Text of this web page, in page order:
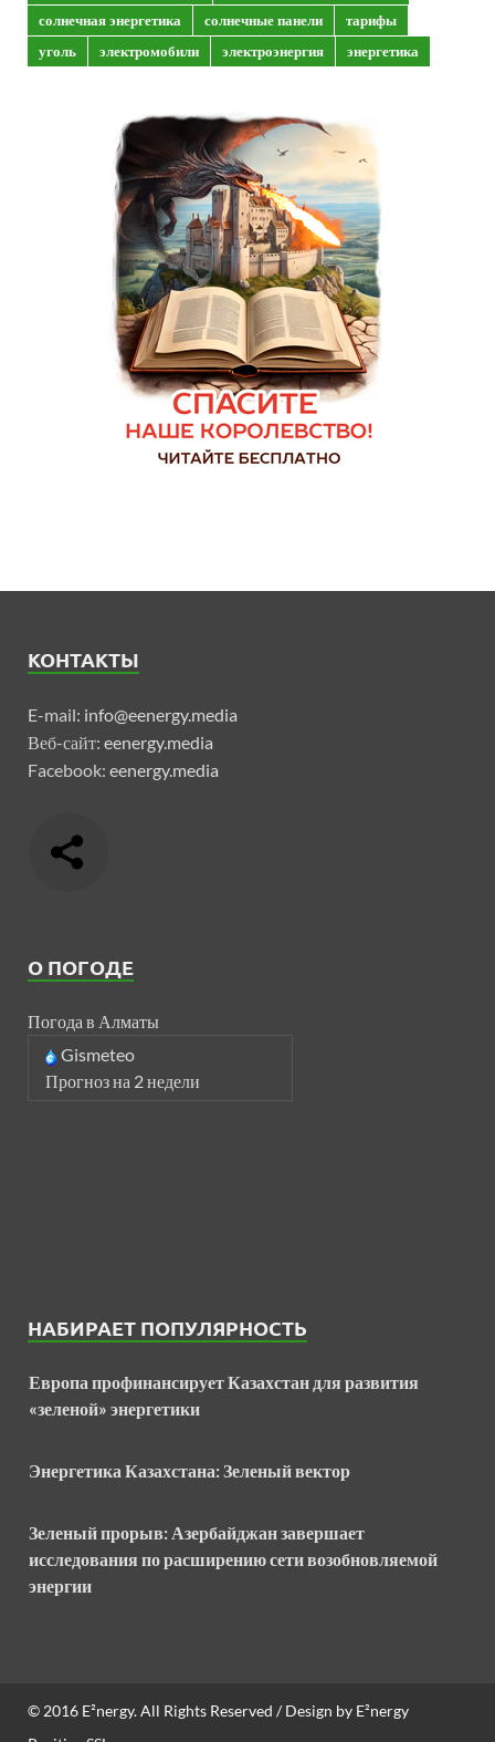
солнечная энергетика
солнечные панели
тарифы
уголь
электромобили электроэнергия энергетика
КОНТАКТЫ
E-mail: info@eenergy.media
Веб-сайт: eenergy.media
Facebook: eenergy.media
О ПОГОДЕ
Погода в Алматы
Gismeteo
Прогноз на 2 недели
НАБИРАЕТ ПОПУЛЯРНОСТЬ
Европа профинансирует Казахстан для развития
«зеленой» энергетики
Энергетика Казахстана: Зеленый вектор
Зеленый прорыв: Азербайджан завершает
исследования по расширению сети возобновляемой
энергии
© 2016 E²nergy. All Rights Reserved / Design by E²nergy